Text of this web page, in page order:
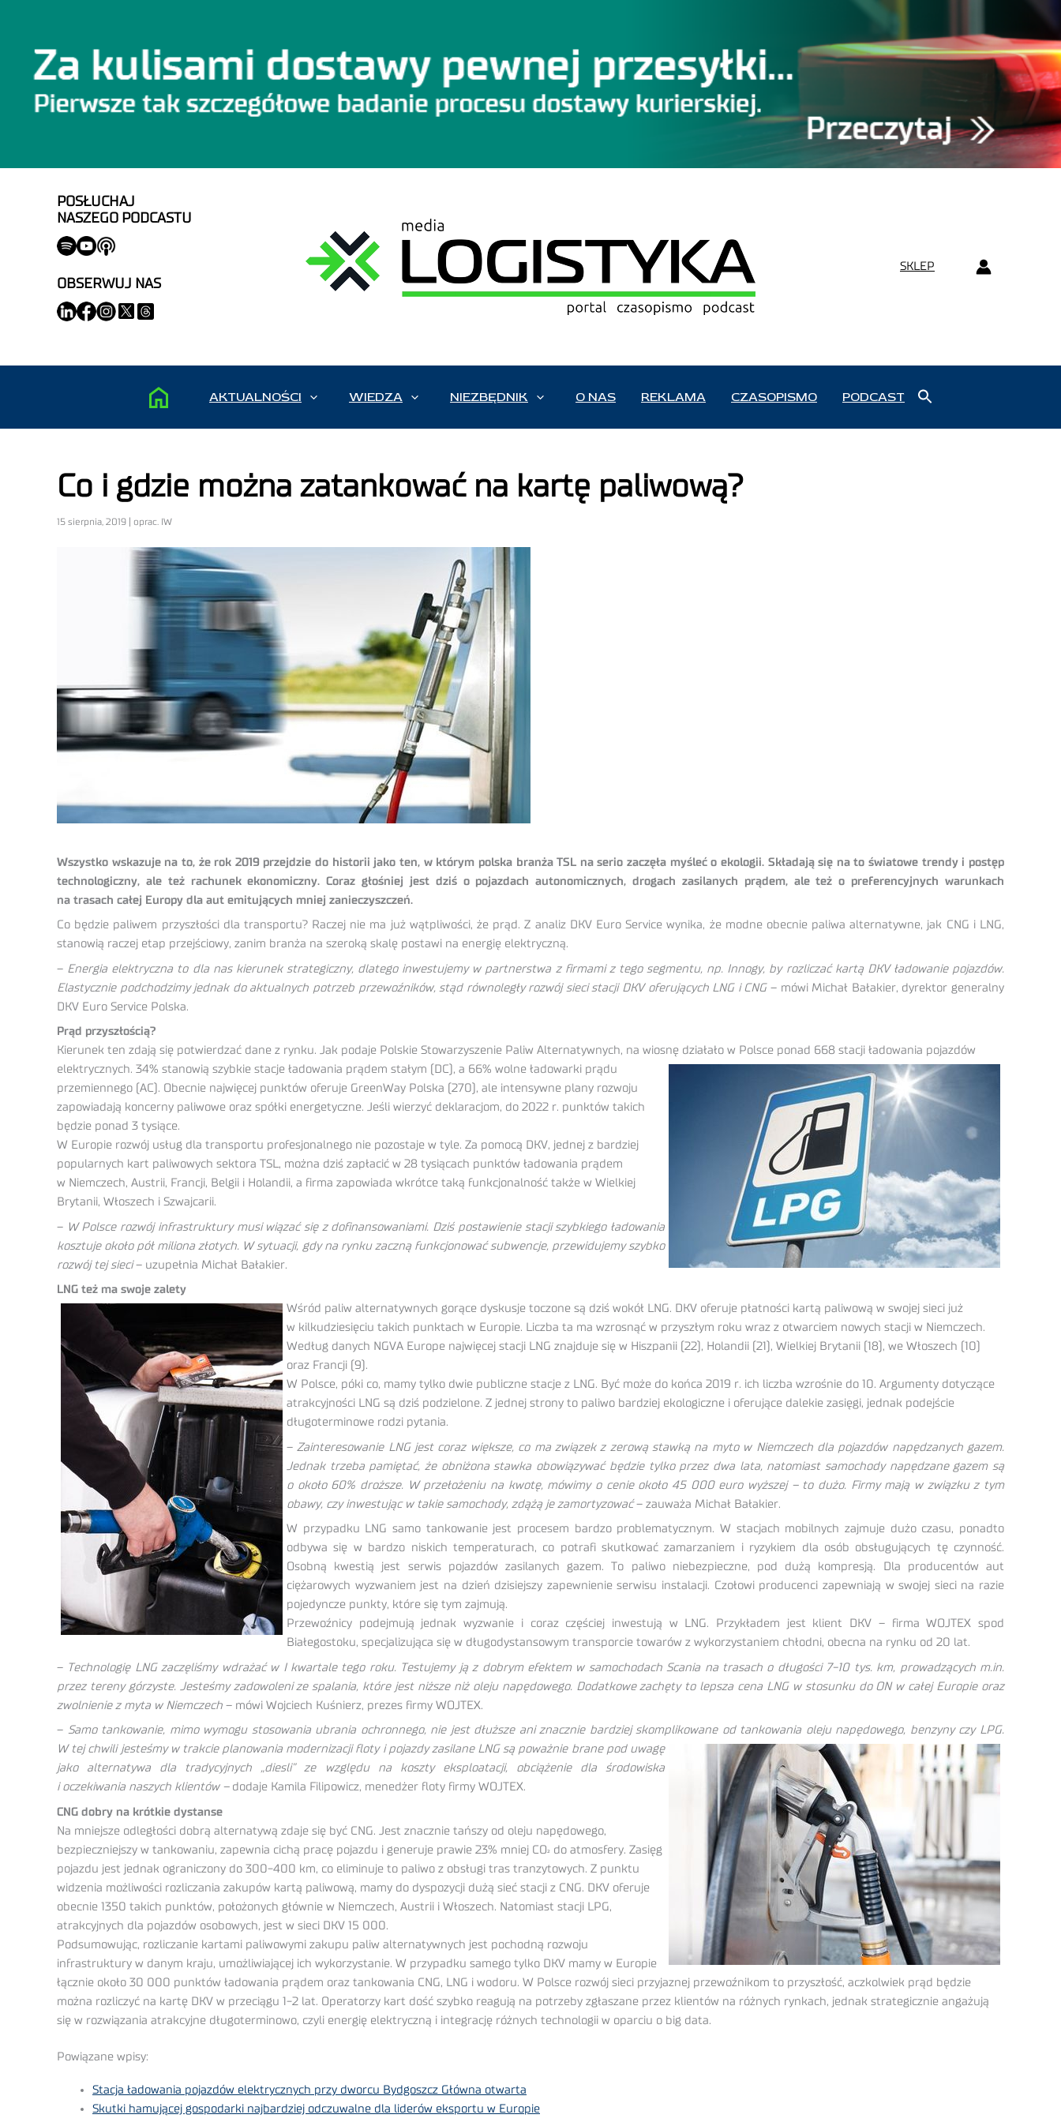
POSŁUCHAJ
NASZEGO PODCASTU
OBSERWUJ NAS
SKLEP
AKTUALNOŚCI WIEDZA NIEZBĘDNIK O NAS REKLAMA CZASOPISMO PODCAST
Co i gdzie można zatankować na kartę paliwową?
15 sierpnia, 2019 | oprac. IW
Wszystko wskazuje na to, że rok 2019 przejdzie do historii jako ten, w którym polska branża TSL na serio zaczęła myśleć o ekologii. Składają się na to światowe trendy i postęp
technologiczny, ale też rachunek ekonomiczny. Coraz głośniej jest dziś o pojazdach autonomicznych, drogach zasilanych prądem, ale też o preferencyjnych warunkach
na trasach całej Europy dla aut emitujących mniej zanieczyszczeń.
Co będzie paliwem przyszłości dla transportu? Raczej nie ma już wątpliwości, że prąd. Z analiz DKV Euro Service wynika, że modne obecnie paliwa alternatywne, jak CNG i LNG,
stanowią raczej etap przejściowy, zanim branża na szeroką skalę postawi na energię elektryczną.
– Energia elektryczna to dla nas kierunek strategiczny, dlatego inwestujemy w partnerstwa z firmami z tego segmentu, np. Innogy, by rozliczać kartą DKV ładowanie pojazdów.
Elastycznie podchodzimy jednak do aktualnych potrzeb przewoźników, stąd równoległy rozwój sieci stacji DKV oferujących LNG i CNG– mówi Michał Bałakier, dyrektor generalny
DKV Euro Service Polska.
Prąd przyszłością?
Kierunek ten zdają się potwierdzać dane z rynku. Jak podaje Polskie Stowarzyszenie Paliw Alternatywnych, na wiosnę działało w Polsce ponad 668 stacji ładowania pojazdów
elektrycznych. 34% stanowią szybkie stacje ładowania prądem stałym (DC), a 66% wolne ładowarki prądu
przemiennego (AC). Obecnie najwięcej punktów oferuje GreenWay Polska (270), ale intensywne plany rozwoju
zapowiadają koncerny paliwowe oraz spółki energetyczne. Jeśli wierzyć deklaracjom, do 2022 r. punktów takich
będzie ponad 3 tysiące.
W Europie rozwój usług dla transportu profesjonalnego nie pozostaje w tyle. Za pomocą DKV, jednej z bardziej
popularnych kart paliwowych sektora TSL, można dziś zapłacić w 28 tysiącach punktów ładowania prądem
w Niemczech, Austrii, Francji, Belgii i Holandii, a firma zapowiada wkrótce taką funkcjonalność także w Wielkiej
Brytanii, Włoszech i Szwajcarii.
– W Polsce rozwój infrastruktury musi wiązać się z dofinansowaniami. Dziś postawienie stacji szybkiego ładowania
kosztuje około pół miliona złotych. W sytuacji, gdy na rynku zaczną funkcjonować subwencje, przewidujemy szybko
rozwój tej sieci– uzupełnia Michał Bałakier.
LNG też ma swoje zalety
Wśród paliw alternatywnych gorące dyskusje toczone są dziś wokół LNG. DKV oferuje płatności kartą paliwową w swojej sieci już
w kilkudziesięciu takich punktach w Europie. Liczba ta ma wzrosnąć w przyszłym roku wraz z otwarciem nowych stacji w Niemczech.
Według danych NGVA Europe najwięcej stacji LNG znajduje się w Hiszpanii (22), Holandii (21), Wielkiej Brytanii (18), we Włoszech (10)
oraz Francji (9).
W Polsce, póki co, mamy tylko dwie publiczne stacje z LNG. Być może do końca 2019 r. ich liczba wzrośnie do 10. Argumenty dotyczące
atrakcyjności LNG są dziś podzielone. Z jednej strony to paliwo bardziej ekologiczne i oferujące dalekie zasięgi, jednak podejście
długoterminowe rodzi pytania.
– Zainteresowanie LNG jest coraz większe, co ma związek z zerową stawką na myto w Niemczech dla pojazdów napędzanych gazem.
Jednak trzeba pamiętać, że obniżona stawka obowiązywać będzie tylko przez dwa lata, natomiast samochody napędzane gazem są
o około 60% droższe. W przełożeniu na kwotę, mówimy o cenie około 45 000 euro wyższej – to dużo. Firmy mają w związku z tym
obawy, czy inwestując w takie samochody, zdążą je zamortyzować– zauważa Michał Bałakier.
W przypadku LNG samo tankowanie jest procesem bardzo problematycznym. W stacjach mobilnych zajmuje dużo czasu, ponadto
odbywa się w bardzo niskich temperaturach, co potrafi skutkować zamarzaniem i ryzykiem dla osób obsługujących tę czynność.
Osobną kwestią jest serwis pojazdów zasilanych gazem. To paliwo niebezpieczne, pod dużą kompresją. Dla producentów aut
ciężarowych wyzwaniem jest na dzień dzisiejszy zapewnienie serwisu instalacji. Czołowi producenci zapewniają w swojej sieci na razie
pojedyncze punkty, które się tym zajmują.
Przewoźnicy podejmują jednak wyzwanie i coraz częściej inwestują w LNG. Przykładem jest klient DKV – firma WOJTEX spod
Białegostoku, specjalizująca się w długodystansowym transporcie towarów z wykorzystaniem chłodni, obecna na rynku od 20 lat.
– Technologię LNG zaczęliśmy wdrażać w I kwartale tego roku. Testujemy ją z dobrym efektem w samochodach Scania na trasach o długości 7-10 tys. km, prowadzących m.in.
przez tereny górzyste. Jesteśmy zadowoleni ze spalania, które jest niższe niż oleju napędowego. Dodatkowe zachęty to lepsza cena LNG w stosunku do ON w całej Europie oraz
zwolnienie z myta w Niemczech – mówi Wojciech Kuśnierz, prezes firmy WOJTEX.
– Samo tankowanie, mimo wymogu stosowania ubrania ochronnego, nie jest dłuższe ani znacznie bardziej skomplikowane od tankowania olejunapędowego, benzyny czy LPG.
W tej chwili jesteśmy w trakcie planowania modernizacji floty i pojazdy zasilane LNG są poważnie brane pod uwagę
jako alternatywa dla tradycyjnych „diesli” ze względu na koszty eksploatacji, obciążenie dla środowiska
i oczekiwania naszych klientów – dodaje Kamila Filipowicz, menedżer floty firmy WOJTEX.
CNG dobry na krótkie dystanse
Na mniejsze odległości dobrą alternatywą zdaje się być CNG. Jest znacznie tańszy od oleju napędowego,
bezpieczniejszy w tankowaniu, zapewnia cichą pracę pojazdu i generuje prawie 23% mniej CO² do atmosfery. Zasięg
pojazdu jest jednak ograniczony do 300-400 km, co eliminuje to paliwo z obsługi tras tranzytowych. Z punktu
widzenia możliwości rozliczania zakupów kartą paliwową, mamy do dyspozycji dużą sieć stacji z CNG. DKV oferuje
obecnie 1350 takich punktów, położonych głównie w Niemczech, Austrii i Włoszech. Natomiast stacji LPG,
atrakcyjnych dla pojazdów osobowych, jest w sieci DKV 15 000.
Podsumowując, rozliczanie kartami paliwowymi zakupu paliw alternatywnych jest pochodną rozwoju
infrastruktury w danym kraju, umożliwiającej ich wykorzystanie. W przypadku samego tylko DKV mamy w Europie
łącznie około 30 000 punktów ładowania prądem oraz tankowania CNG, LNG i wodoru. W Polsce rozwój sieci przyjaznej przewoźnikom to przyszłość, aczkolwiek prąd będzie
można rozliczyć na kartę DKV w przeciągu 1-2 lat. Operatorzy kart dość szybko reagują na potrzeby zgłaszane przez klientów na różnych rynkach, jednak strategicznie angażują
się w rozwiązania atrakcyjne długoterminowo, czyli energię elektryczną i integrację różnych technologii w oparciu o big data.
Powiązane wpisy:
Stacja ładowania pojazdów elektrycznych przy dworcu Bydgoszcz Główna otwarta
Skutki hamującej gospodarki najbardziej odczuwalne dla liderów eksportu w Europie